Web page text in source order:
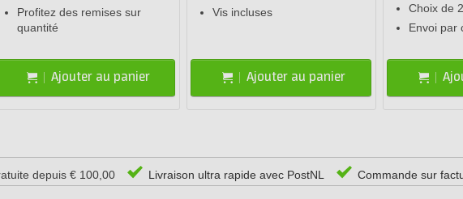
Profitez des remises sur
quantité
Ajouter au panier
Vis incluses
Ajouter au panier
Choix de
Envoi par
depuis € 100,00 Livraison ultra rapide avec PostNL Commande sur